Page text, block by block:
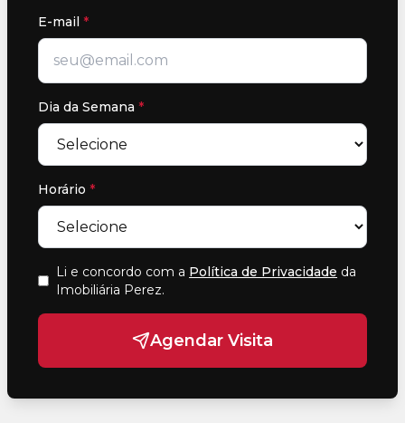
E-mail *
Dia da Semana *
Horário *
Li e concordo com a Política de Privacidade da
Imobiliária Perez.
Agendar Visita